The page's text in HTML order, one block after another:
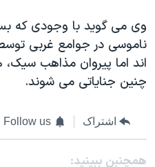
وی می گوید با وجودی که
ناموسی در جوامع غربی
اند اما پیروان مذاهب
چنین جنایاتی می شوند.
اشتراک Follow us
همچنبن ببینید: